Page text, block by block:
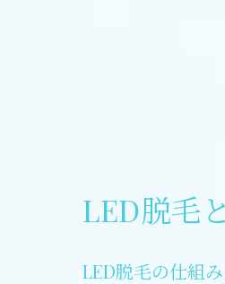
LED脱毛
LED脱毛の仕組